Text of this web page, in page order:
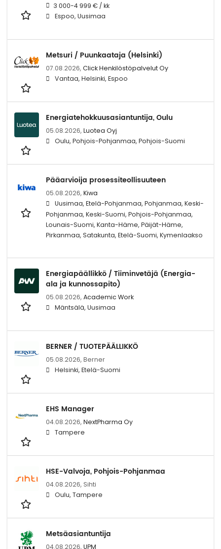
3 000-4 999 € / kk
Espoo, Uusimaa
Metsuri / Puunkaataja (Helsinki)
07.08.2026, Click Henkilöstöpalvelut Oy
Vantaa, Helsinki, Espoo
Energiatehokkuusasiantuntija, Oulu
05.08.2026, Luotea Oyj
Oulu, Pohjois-Pohjanmaa, Pohjois-Suomi
Pääarvioija prosessiteollisuuteen
05.08.2026, Kiwa
Uusimaa, Etelä-Pohjanmaa, Pohjanmaa, Keski-
Pohjanmaa, Keski-Suomi, Pohjois-Pohjanmaa,
Lounais-Suomi, Kanta-Häme, Päijät-Häme,
Pirkanmaa, Satakunta, Etelä-Suomi, Kymenlaakso
Energiapäällikkö / Tiiminvetäjä (Energia-
ala ja kunnossapito)
05.08.2026, Academic Work
Mäntsälä, Uusimaa
BERNER / TUOTEPÄÄLLIKKÖ
05.08.2026, Berner
Helsinki, Etelä-Suomi
EHS Manager
04.08.2026, NextPharma Oy
Tampere
HSE-Valvoja, Pohjois-Pohjanmaa
04.08.2026, Sihti
Oulu, Tampere
Metsäasiantuntija
04.08.2026, UPM